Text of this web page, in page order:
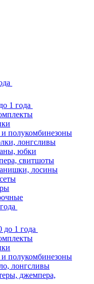
1 года
полукомбинезоны
лонгсливы
юбки
свитшоты
лосины
до 1 года
полукомбинезоны
лонгсливы
джемпера,